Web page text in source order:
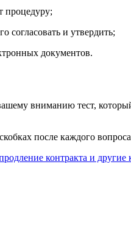
процедуру;
согласовать и утвердить;
документов.
вниманию тест,
после каждого
контракта и